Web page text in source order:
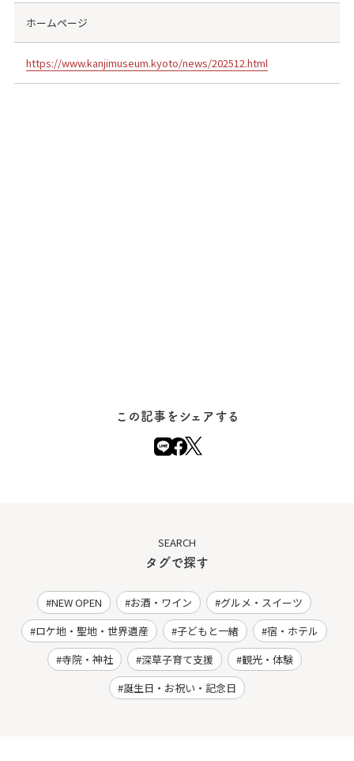
ホームページ
https://www.kanjimuseum.kyoto/news/202512.html
この記事をシェアする
SEARCH
タグで探す
NEW OPEN お酒・ワイン
グルメ・スイーツ
ロケ地・聖地・世界遺産
子どもと一緒
宿・ホテル
寺院・神社
深草子育て支援
観光・体験
誕生日・お祝い・記念日